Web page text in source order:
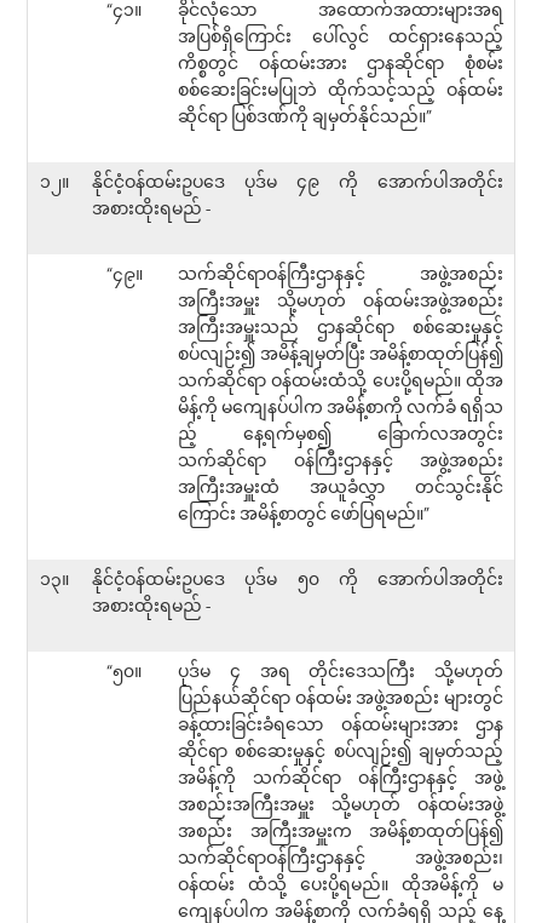
“၄၁။
ခိုင်လုံသော အထောက်အထားများအရ
အပြစ်ရှိကြောင်း ပေါ်လွင် ထင်ရှားနေသည့်
ကိစ္စတွင် ဝန်ထမ်းအား ဌာနဆိုင်ရာ စုံစမ်း
စစ်ဆေးခြင်းမပြုဘဲ ထိုက်သင့်သည့် ဝန်ထမ်း
ဆိုင်ရာ ပြစ်ဒဏ်ကို ချမှတ်နိုင်သည်။”
၁၂။
နိုင်ငံ့ဝန်ထမ်းဥပဒေ ပုဒ်မ ၄၉ ကို အောက်ပါအတိုင်း
အစားထိုးရမည် -
“၄၉။
သက်ဆိုင်ရာဝန်ကြီးဌာနနှင့် အဖွဲ့အစည်း
အကြီးအမှူး သို့မဟုတ် ဝန်ထမ်းအဖွဲ့အစည်း
အကြီးအမှူးသည် ဌာနဆိုင်ရာ စစ်ဆေးမှုနှင့်
စပ်လျဉ်း၍ အမိန့်ချမှတ်ပြီး အမိန့်စာထုတ်ပြန်၍
သက်ဆိုင်ရာ ဝန်ထမ်းထံသို့ ပေးပို့ရမည်။ ထိုအ
မိန့်ကို မကျေနပ်ပါက အမိန့်စာကို လက်ခံ ရရှိသ
ည့် နေ့ရက်မှစ၍ ခြောက်လအတွင်း
သက်ဆိုင်ရာ ဝန်ကြီးဌာနနှင့် အဖွဲ့အစည်း
အကြီးအမှူးထံ အယူခံလွှာ တင်သွင်းနိုင်
ကြောင်း အမိန့်စာတွင် ဖော်ပြရမည်။”
၁၃။
နိုင်ငံ့ဝန်ထမ်းဥပဒေ ပုဒ်မ ၅၀ ကို အောက်ပါအတိုင်း
အစားထိုးရမည် -
“၅၀။
ပုဒ်မ ၄ အရ တိုင်းဒေသကြီး သို့မဟုတ်
ပြည်နယ်ဆိုင်ရာ ဝန်ထမ်း အဖွဲ့အစည်း များတွင်
ခန့်ထားခြင်းခံရသော ဝန်ထမ်းများအား ဌာန
ဆိုင်ရာ စစ်ဆေးမှုနှင့် စပ်လျဉ်း၍ ချမှတ်သည့်
အမိန့်ကို သက်ဆိုင်ရာ ဝန်ကြီးဌာနနှင့် အဖွဲ့
အစည်းအကြီးအမှူး သို့မဟုတ် ဝန်ထမ်းအဖွဲ့
အစည်း အကြီးအမှူးက အမိန့်စာထုတ်ပြန်၍
သက်ဆိုင်ရာဝန်ကြီးဌာနနှင့် အဖွဲ့အစည်း၊
ဝန်ထမ်း ထံသို့ ပေးပို့ရမည်။ ထိုအမိန့်ကို မ
ကျေနပ်ပါက အမိန့်စာကို လက်ခံရရှိ သည့် နေ့